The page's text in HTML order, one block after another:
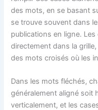
des mots, en se basant
se trouve souvent dans
publications en ligne.
directement dans la
des mots croisés où les
Dans les mots fléchés,
généralement aligné soit
verticalement, et les